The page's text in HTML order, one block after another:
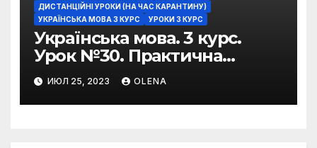
ДИСТАНЦІЙНІ УРОКИ (НА ЧАС КАРАНТИНУ)
УКРАЇНСЬКА МОВА 3 КУРС
УРОКИ 3 КУРС
Українська мова. 3 курс.
Урок №30. Практична
риторика. Оцінювальні
жанри. Характеристика
ИЮЛ 25, 2023 OLENA